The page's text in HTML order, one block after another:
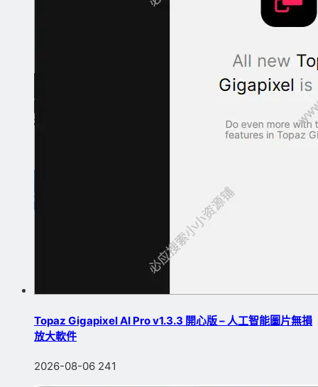
Topaz Gigapixel AI Pro v1.3.3 開心版 – 人工智能圖片無損
放大軟件
2026-08-06 241